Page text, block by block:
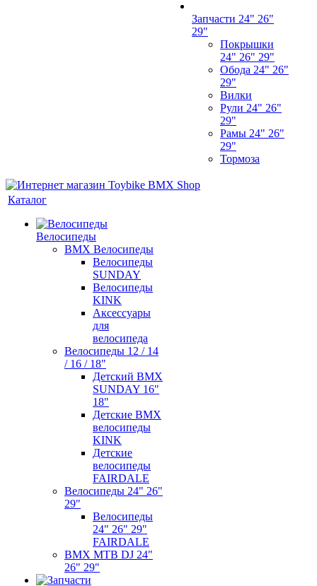
Запчасти 24" 26"
29"
Покрышки
24" 26" 29"
Обода 24" 26"
29"
Вилки
Рули 24" 26"
29"
Рамы 24" 26"
29"
Тормоза
Каталог
Велосипеды
BMX Велосипеды
Велосипеды
SUNDAY
Велосипеды
KINK
Аксессуары
для
велосипеда
Велосипеды 12 / 14
/ 16 / 18"
Детский BMX
SUNDAY 16"
18"
Детские BMX
велосипеды
KINK
Детские
велосипеды
FAIRDALE
Велосипеды 24" 26"
29"
Велосипеды
24" 26" 29"
FAIRDALE
BMX MTB DJ 24"
26" 29"